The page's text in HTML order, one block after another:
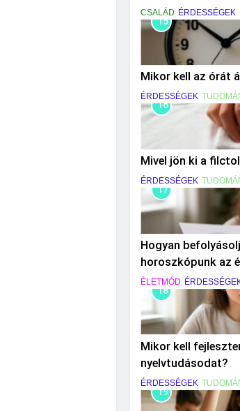
CSALÁD ÉRDESSÉGEK
15
Mikor kell az órát
ÉRDESSÉGEK
16
Mivel jön ki a
ÉRDESSÉGEK
17
Hogyan
horoszkópunk az
ÉLETMÓD
18
Mikor kell
nyelvtudásodat?
ÉRDESSÉGEK
19